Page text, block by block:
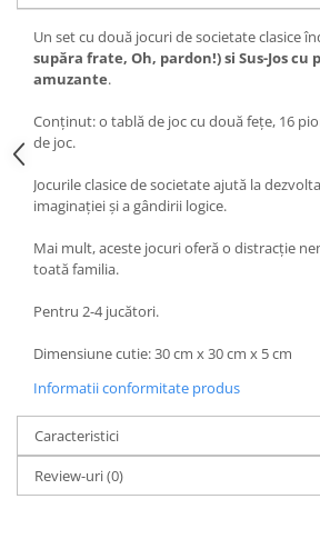
Un set cu două jocuri de societate clasice
supăra frate, Oh, pardon!) si Sus-Jos cu
amuzante.
Conţinut: o tablă de joc cu două feţe, 16
de joc.
Jocurile clasice de societate ajută la
imaginaţiei şi a gândirii logice.
Mai mult, aceste jocuri oferă o distracţie
toată familia.
Pentru 2-4 jucători.
Dimensiune cutie: 30 cm x 30 cm x 5 cm
Informatii conformitate produs
Caracteristici
Review-uri(0)